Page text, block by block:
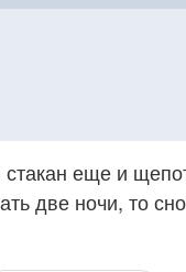
еще и
две ночи, то